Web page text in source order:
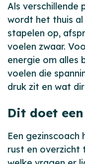
Als verschillende
wordt het thuis al
stapelen op,
voelen zwaar.
energie om alles
voelen die
druk zit en wat
Dit doet
Een
rust en overzicht